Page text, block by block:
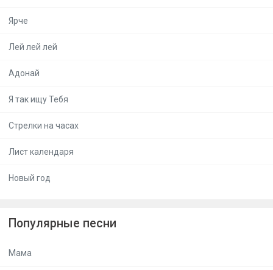
Ярче
Лей лей лей
Адонай
Я так ищу Тебя
Стрелки на часах
Лист календаря
Новый год
Популярные песни
Мама